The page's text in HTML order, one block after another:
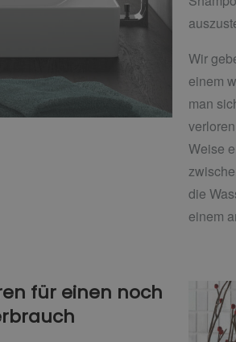
Wir
einem
man
Weise
die
einem
für einen noch